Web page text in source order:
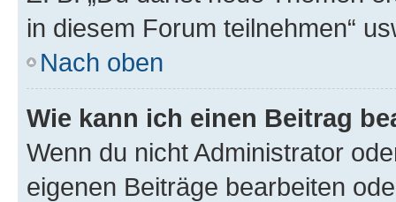
in diesem Forum teilnehmen“
Nach oben
Wie kann ich einen Beitrag
Wenn du nicht Administrator
eigenen Beiträge bearbeiten